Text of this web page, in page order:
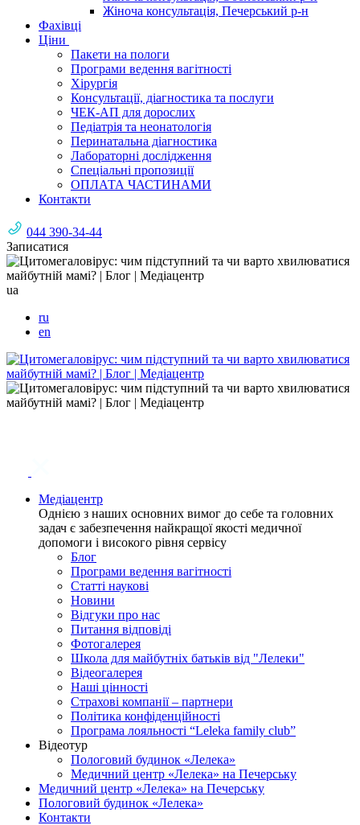
Жіноча консультація, Печерський р-н
Фахівці
Ціни
Пакети на пологи
Програми ведення вагітності
Хірургія
Консультації, діагностика та послуги
ЧЕК-АП для дорослих
Педіатрія та неонатологія
Перинатальна діагностика
Лабораторні дослідження
Спеціальні пропозиції
ОПЛАТА ЧАСТИНАМИ
Контакти
044 390-34-44
Записатися
ua
ru
en
Медіацентр
Однією з наших основних вимог до себе та головних
задач є забезпечення найкращої якості медичної
допомоги і високого рівня сервісу
Блог
Програми ведення вагітності
Статті наукові
Новини
Відгуки про нас
Питання відповіді
Фотогалерея
Школа для майбутніх батьків від "Лелеки"
Відеогалерея
Наші цінності
Страхові компанії – партнери
Політика конфіденційності
Програма лояльності “Leleka family club”
Відеотур
Пологовий будинок «Лелека»
Медичний центр «Лелека» на Печерську
Медичний центр «Лелека» на Печерську
Пологовий будинок «Лелека»
Контакти